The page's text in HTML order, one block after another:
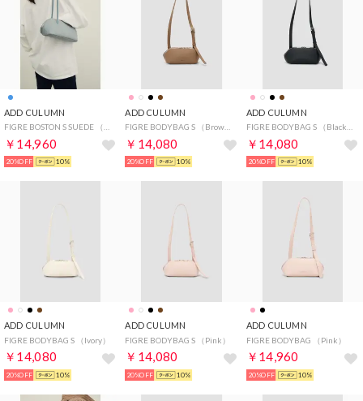
ADD CULUMN
￥14,960
20%OFF 10%
ADD CULUMN
￥14,080
20%OFF 10%
ADD CULUMN
￥14,080
20%OFF 10%
ADD CULUMN
FIGRE BODYBAG S （Ivory）
￥14,080
20%OFF 10%
ADD CULUMN
FIGRE BODYBAG S （Pink）
￥14,080
20%OFF 10%
ADD CULUMN
FIGRE BODYBAG （Pink）
￥14,960
20%OFF 10%